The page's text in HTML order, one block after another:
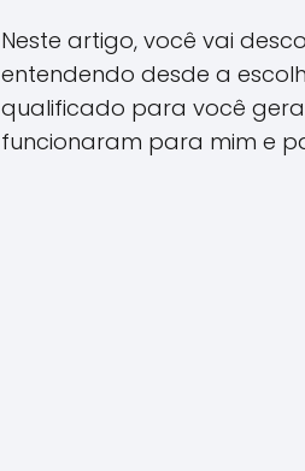
Neste artigo, você vai
entendendo desde a
qualificado para você
funcionaram para mim e